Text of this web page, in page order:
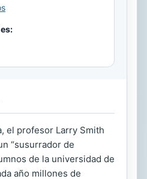
el profesor Larry Smith
“susurrador de
de la universidad de
año millones de